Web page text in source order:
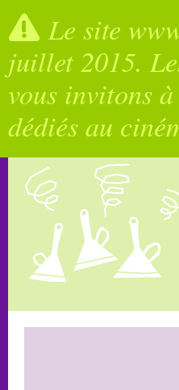
Le site
juillet 2015.
vous invitons
dédiés au